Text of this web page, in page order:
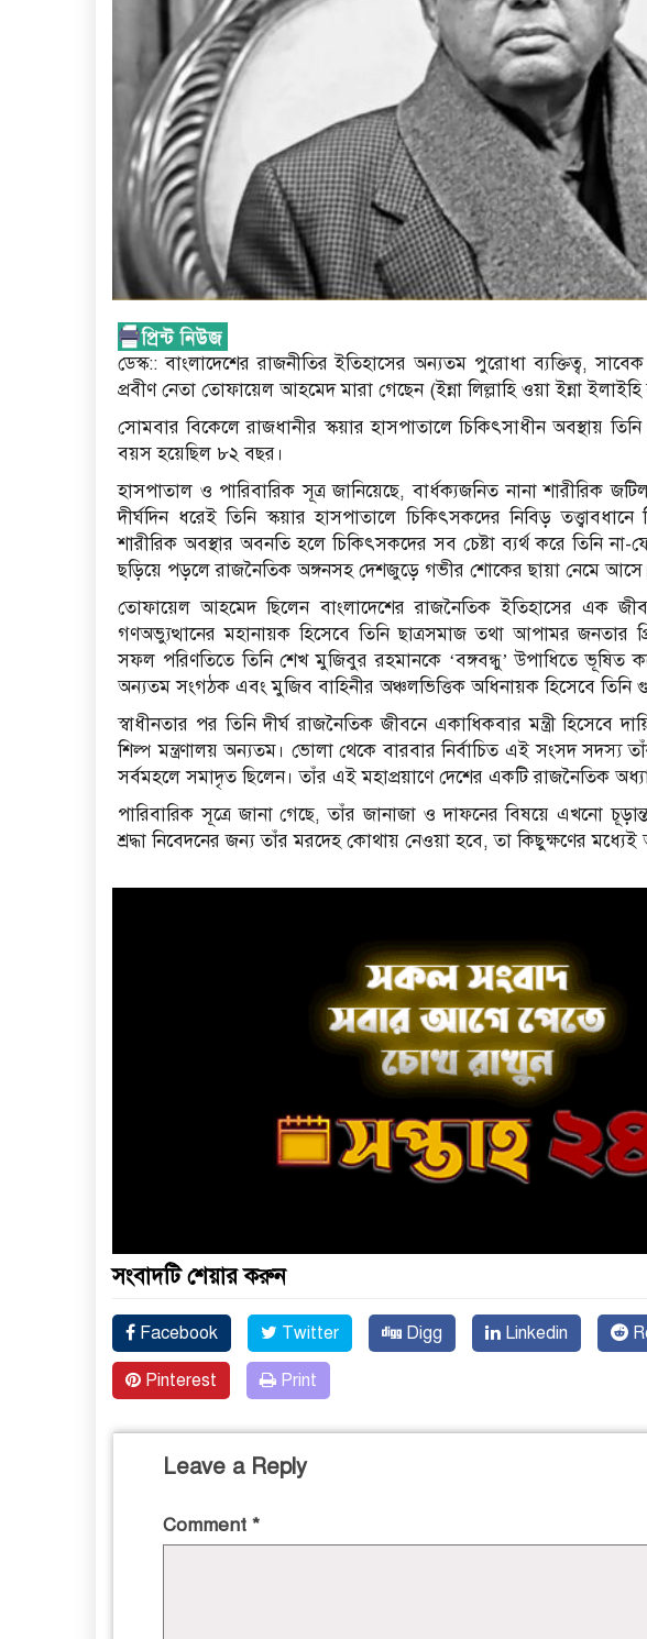
ডেস্ক:: বাংলাদেশের রাজনীতির ইতিহাসের অন্যতম পুরোধা ব্যক্তিত্ব,
প্রবীণ নেতা তোফায়েল আহমেদ মারা গেছেন (ইন্না লিল্লাহি ওয়া ইন্না ইলাইহি
সোমবার বিকেলে রাজধানীর স্কয়ার হাসপাতালে চিকিৎসাধীন অবস্থায়
বয়স হয়েছিল ৮২ বছর।
হাসপাতাল ও পারিবারিক সূত্র জানিয়েছে, বার্ধক্যজনিত নানা শারীরিক
দীর্ঘদিন ধরেই তিনি স্কয়ার হাসপাতালে চিকিৎসকদের নিবিড়
শারীরিক অবস্থার অবনতি হলে চিকিৎসকদের সব চেষ্টা ব্যর্থ করে তিনি
ছড়িয়ে পড়লে রাজনৈতিক অঙ্গনসহ দেশজুড়ে গভীর শোকের ছায়া নেমে আসে।
তোফায়েল আহমেদ ছিলেন বাংলাদেশের রাজনৈতিক ইতিহাসের এক
গণঅভ্যুত্থানের মহানায়ক হিসেবে তিনি ছাত্রসমাজ তথা আপামর জনতার
সফল পরিণতিতে তিনি শেখ মুজিবুর রহমানকে ‘বঙ্গবন্ধু’ উপাধিতে ভূষিত
অন্যতম সংগঠক এবং মুজিব বাহিনীর অঞ্চলভিত্তিক অধিনায়ক হিসেবে তিনি
স্বাধীনতার পর তিনি দীর্ঘ রাজনৈতিক জীবনে একাধিকবার মন্ত্রী হিসেবে
শিল্প মন্ত্রণালয় অন্যতম। ভোলা থেকে বারবার নির্বাচিত এই সংসদ সদস্য
সর্বমহলে সমাদৃত ছিলেন। তাঁর এই মহাপ্রয়াণে দেশের একটি রাজনৈতিক
পারিবারিক সূত্রে জানা গেছে, তাঁর জানাজা ও দাফনের বিষয়ে এখনো চূড়ান্ত
শ্রদ্ধা নিবেদনের জন্য তাঁর মরদেহ কোথায় নেওয়া হবে, তা কিছুক্ষণের মধ্যেই
সংবাদটি শেয়ার করুন
Facebook Twitter Digg Linkedin
Pinterest Print
Leave a Reply
Comment *